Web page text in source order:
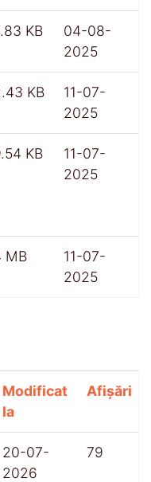
KB
04-08-
2025
KB
11-07-
2025
KB
11-07-
2025
MB
11-07-
2025
Modificat
la
Afișări
20-07-
2026
79